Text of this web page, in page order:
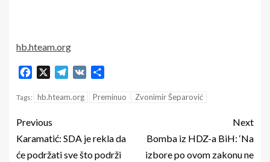
hb.hteam.org
Facebook Telegram
VK
Tags: hb.hteam.org Preminuo Zvonimir Šeparović
Previous
Karamatić: SDA je rekla da
će podržati sve što podrži
Next
Bomba iz HDZ-a BiH: ‘Na
izbore po ovom zakonu ne